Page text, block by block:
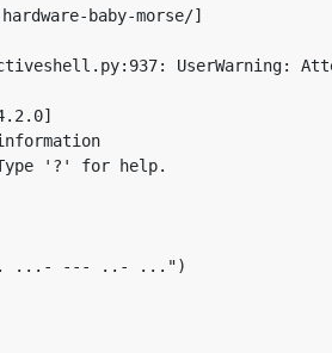
baby-morse/]
'?' for help.
...- --- ..- ...")